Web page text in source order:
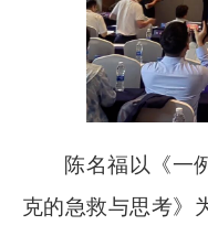
陈名福以《一
克的急救与思考》